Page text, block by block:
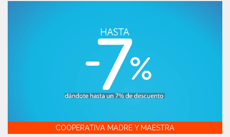
COOPERATIVA MADRE Y MAESTRA